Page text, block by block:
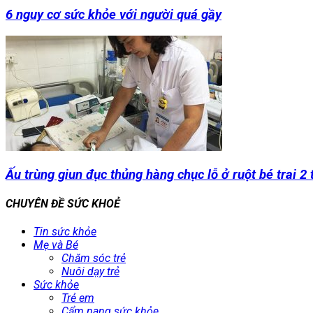
6 nguy cơ sức khỏe với người quá gầy
Ấu trùng giun đục thủng hàng chục lỗ ở ruột bé trai 2
CHUYÊN ĐỀ SỨC KHOẺ
Tin sức khỏe
Mẹ và Bé
Chăm sóc trẻ
Nuôi dạy trẻ
Sức khỏe
Trẻ em